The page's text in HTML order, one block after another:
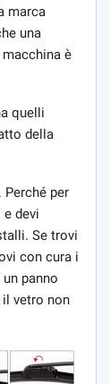
marca
una
è
quelli
della
Perché per
devi
Se trovi
con cura i
panno
vetro non